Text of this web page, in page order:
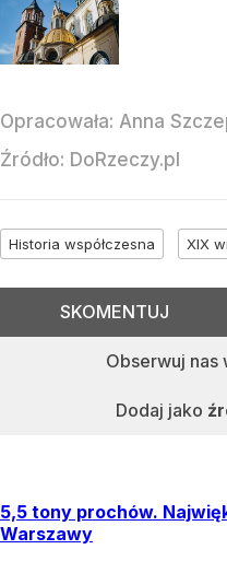
Opracowała: Anna
Źródło: DoRzeczy.pl
Historia współczesna XIX
Obserwuj nas
Dodaj jako
SKOMENTUJ
5,5 tony prochów.
Warszawy